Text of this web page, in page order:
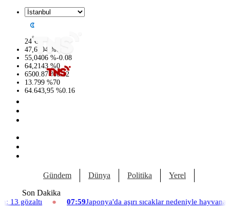
24°C
47,6704 %0
55,0406 %-0.08
64,2143 %0
6500.87 %0.12
13.799 %70
64.643,95 %0.16
Gündem Dünya Politika Yerel
Son Dakika
07:59Japonya'da aşırı sıcaklar nedeniyle hayvanat bahçesinde üç